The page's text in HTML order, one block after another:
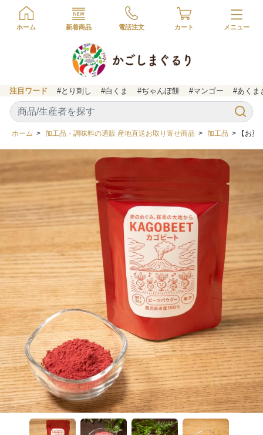
ホーム 新着商品 電話注文 カート
注目ワード #とり刺し #白くま #ぢゃんぼ餅 #マンゴー #あくま
ホーム > 加工品・調味料の通販 産地直送お取り寄せ商品 > 加工品 > 【お菓